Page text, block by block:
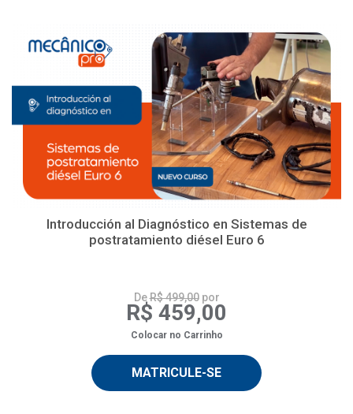
Introducción al Diagnóstico en Sistemas de
postratamiento diésel Euro 6
DeR$ 499,00por
R$ 459,00
Colocar no Carrinho
MATRICULE-SE